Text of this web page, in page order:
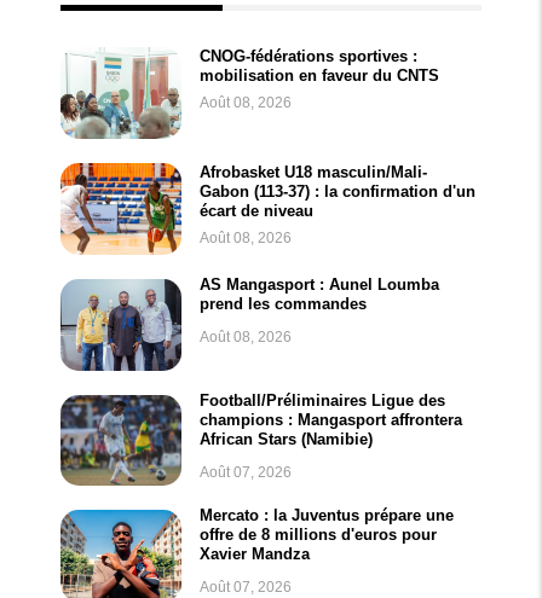
CNOG-fédérations sportives :
mobilisation en faveur du CNTS
Août 08, 2026
Afrobasket U18 masculin/Mali-
Gabon (113-37) : la confirmation d'un
écart de niveau
Août 08, 2026
AS Mangasport : Aunel Loumba
prend les commandes
Août 08, 2026
Football/Préliminaires Ligue des
champions : Mangasport affrontera
African Stars (Namibie)
Août 07, 2026
Mercato : la Juventus prépare une
offre de 8 millions d'euros pour
Xavier Mandza
Août 07, 2026